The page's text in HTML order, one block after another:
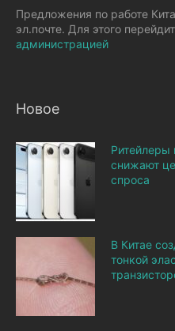
Предложения по работе
эл.почте. Для этого
администрацией
Новое
снижают
спроса
В Китае
тонкой